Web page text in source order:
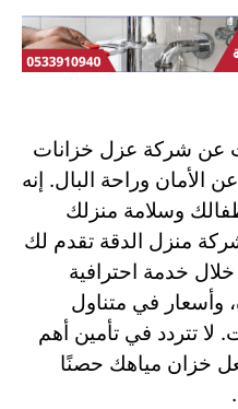
عن شركة عزل خزانات
الأمان وراحة البال. إنه
وسلامة منزلك
منزل الدقة تقدم لك
خدمة احترافية
وأسعار في متناول
لا تتردد في تأمين أهم
خزان مياهك حصنًا